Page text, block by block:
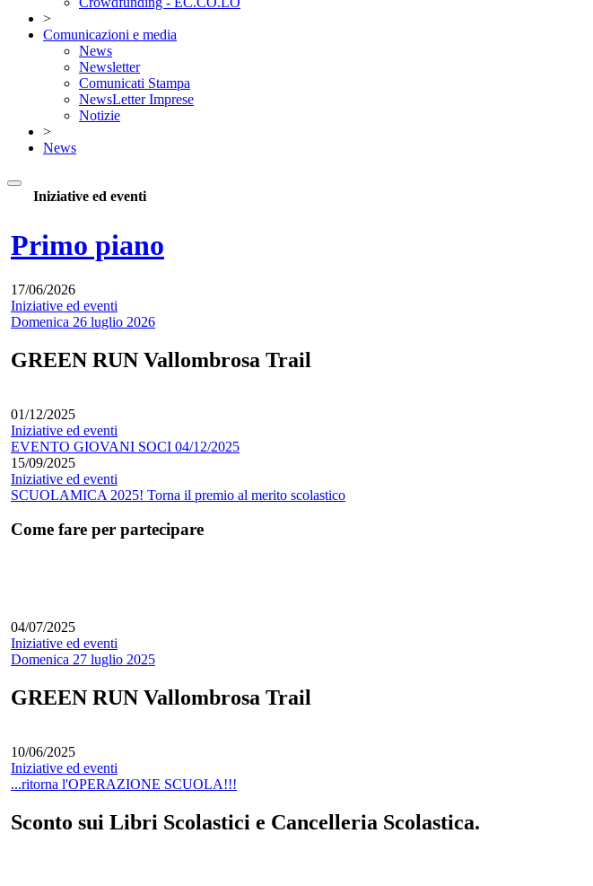
>
Comunicazioni e media
News
Newsletter
Comunicati Stampa
NewsLetter Imprese
Notizie
>
News
Iniziative ed eventi
Primo piano
17/06/2026
Iniziative ed eventi
Domenica 26 luglio 2026
GREEN RUN Vallombrosa Trail
01/12/2025
Iniziative ed eventi
EVENTO GIOVANI SOCI 04/12/2025
15/09/2025
Iniziative ed eventi
SCUOLAMICA 2025! Torna il premio al merito scolastico
Come fare per partecipare
04/07/2025
Iniziative ed eventi
Domenica 27 luglio 2025
GREEN RUN Vallombrosa Trail
10/06/2025
Iniziative ed eventi
...ritorna l'OPERAZIONE SCUOLA!!!
Sconto sui Libri Scolastici e Cancelleria Scolastica.